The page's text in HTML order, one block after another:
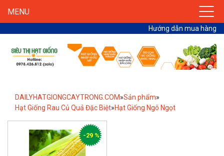
MENU
Hướng dẫn mua hàng
DAILYHATGIONGCAYTRONG.COM»Sản phẩm»
Hạt Giống Rau Củ Quả Đặc Biệt»Hạt Giống Ngô Ngọt
-29 %